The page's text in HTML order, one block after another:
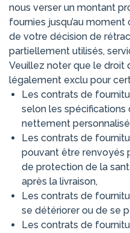
nous verser un montant
fournies jusqu’au
de votre décision de
partiellement utilisés,
Veuillez noter que le droit
légalement exclu pour
Les contrats de
selon les
nettement
Les contrats de
pouvant être renvoyés
de protection de la
après la livraison,
Les contrats de
se détériorer ou de se
Les contrats de